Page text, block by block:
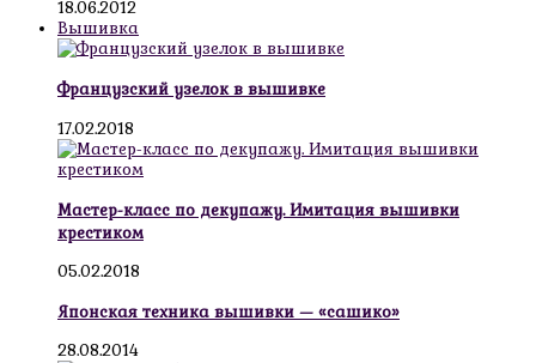
18.06.2012
Вышивка
Французский узелок в вышивке
17.02.2018
Мастер-класс по декупажу. Имитация вышивки
крестиком
05.02.2018
Японская техника вышивки — «сашико»
28.08.2014